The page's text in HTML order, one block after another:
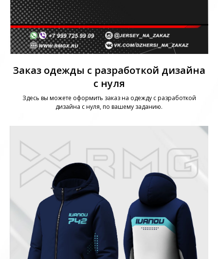
Заказ одежды с разработкой дизайна
с нуля
Здесь вы можете оформить заказ на одежду с разработкой
дизайна с нуля, по вашему заданию.